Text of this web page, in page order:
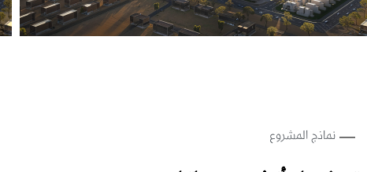
نماذج المشروع